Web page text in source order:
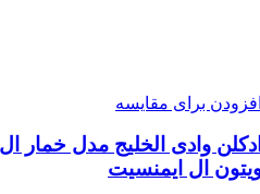
برای مقایسه
وادی الخلیج مدل خمار
ال ایمنسیت